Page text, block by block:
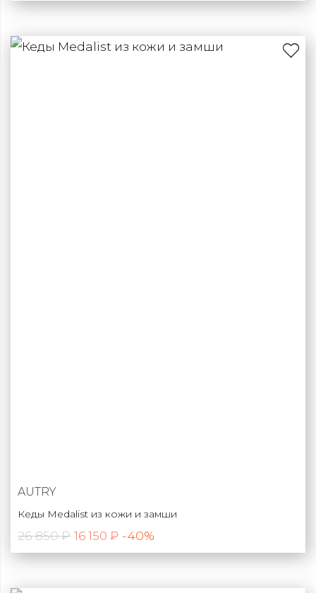
AUTRY
Кеды Medalist из кожи и замши
26 850 ₽ 16 150 ₽ -40%